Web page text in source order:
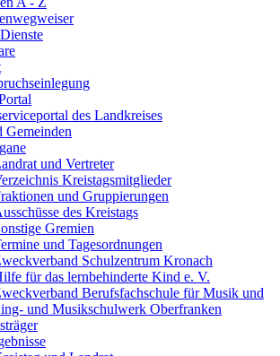
des Landkreises
Gemeinden
und Vertreter
Kreistagsmitglieder
und Gruppierungen
des Kreistags
Gremien
und Tagesordnungen
Schulzentrum Kronach
für das lernbehinderte Kind e. V.
Berufsfachschule für Musik und
und Musikschulwerk Oberfranken